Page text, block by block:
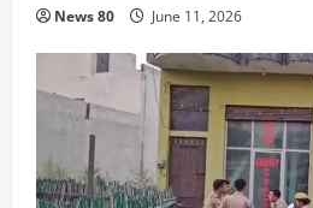
News 80 June 11, 2026